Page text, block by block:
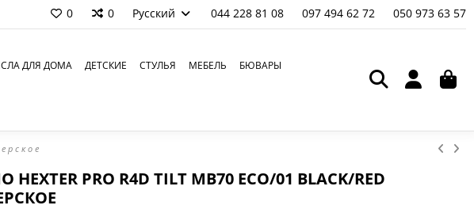
0 0 Русский 044 228 81 08 097 494 62 72 050 973 63 57
ДЛЯ ДОМА ДЕТСКИЕ СТУЛЬЯ МЕБЕЛЬ БЮВАРЫ
HEXTER PRO R4D TILT MB70 ECO/01 BLACK/RED